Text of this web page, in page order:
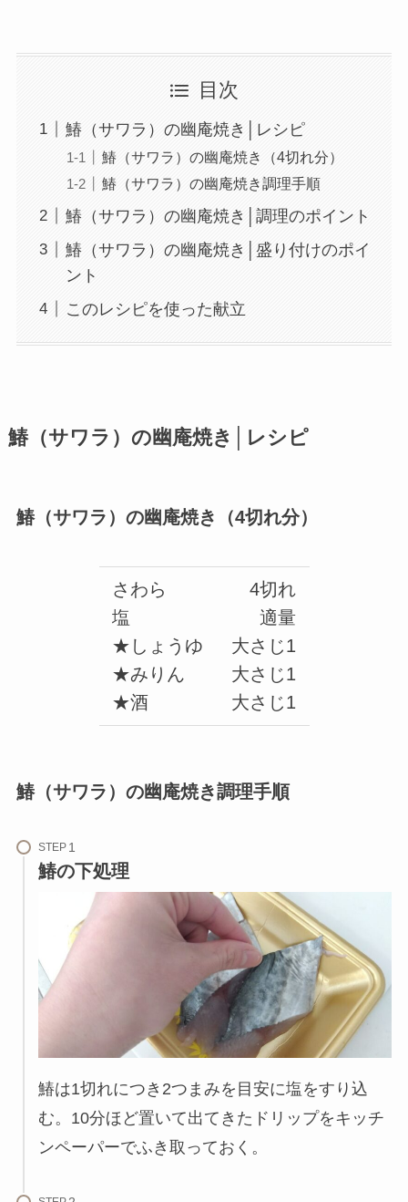
目次
鰆（サワラ）の幽庵焼き│レシピ
鰆（サワラ）の幽庵焼き（4切れ分）
鰆（サワラ）の幽庵焼き調理手順
鰆（サワラ）の幽庵焼き│調理のポイント
鰆（サワラ）の幽庵焼き│盛り付けのポイ
ント
このレシピを使った献立
鰆（サワラ）の幽庵焼き│レシピ
鰆（サワラ）の幽庵焼き（4切れ分）
さわら
塩
★しょうゆ
★みりん
★酒
4切れ
適量
大さじ1
大さじ1
大さじ1
鰆（サワラ）の幽庵焼き調理手順
STEP
鰆の下処理
鰆は1切れにつき2つまみを目安に塩をすり込
む。10分ほど置いて出てきたドリップをキッチ
ンペーパーでふき取っておく。